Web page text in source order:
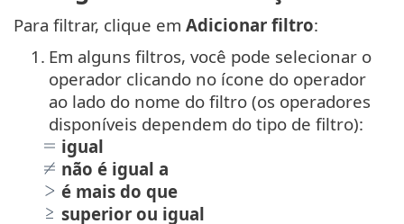
Para filtrar, clique em Adicionar filtro:
1. Em alguns filtros, você pode selecionar o
operador clicando no ícone do operador
ao lado do nome do filtro (os operadores
disponíveis dependem do tipo de filtro):
igual
não é igual a
é mais do que
superior ou igual